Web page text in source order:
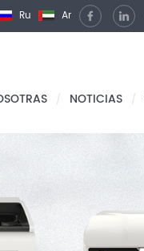
Ru Ar
/ NOTICIAS /